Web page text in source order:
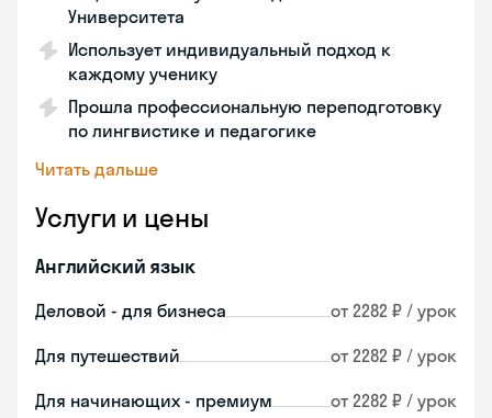
Университета
Использует индивидуальный подход к
каждому ученику
Прошла профессиональную переподготовку
по лингвистике и педагогике
Читать дальше
Услуги и цены
Английский язык
Деловой - для бизнеса от 2282 ₽ / урок
Для путешествий от 2282 ₽ / урок
Для начинающих - премиум от 2282 ₽ / урок